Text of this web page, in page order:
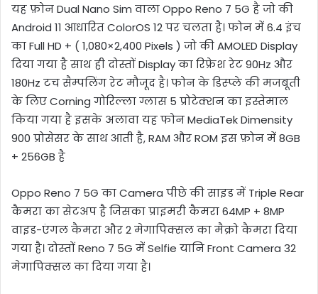
यह फ़ोन Dual Nano Sim वाला Oppo Reno 7 5G है जो की
Android 11 आधारित ColorOS 12 पर चलता है। फोन में 6.4 इंच
का Full HD + ( 1,080×2,400 Pixels ) जो की AMOLED Display
दिया गया है साथ ही दोस्तों Display का रिफ्रेश रेट 90Hz और
180Hz टच सैम्पलिंग रेट मौजूद है। फोन के डिस्प्ले की मजबूती
के लिए Corning गोरिल्ला ग्लास 5 प्रोटेक्शन का इस्तेमाल
किया गया है इसके अलावा यह फोन MediaTek Dimensity
900 प्रोसेसर के साथ आती है, RAM और ROM इस फ़ोन में 8GB
+ 256GB है
Oppo Reno 7 5G का Camera पीछे की साइड में Triple Rear
कैमरा का सेटअप है जिसका प्राइमरी कैमरा 64MP + 8MP
वाइड-एंगल कैमरा और 2 मेगापिक्सल का मैक्रो कैमरा दिया
गया है। दोस्तों Reno 7 5G में Selfie यानि Front Camera 32
मेगापिक्सल का दिया गया है।